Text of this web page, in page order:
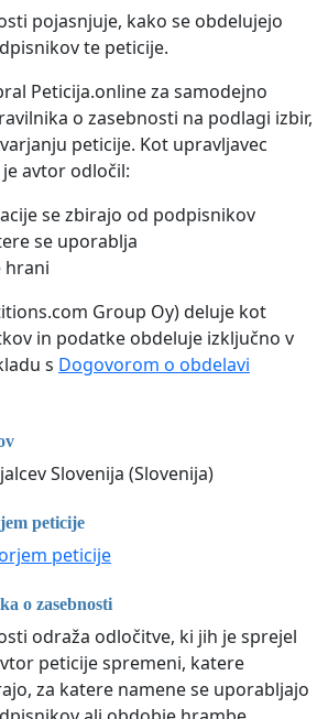
pojasnjuje, kako se obdelujejo
te peticije.
Peticija.online za samodejno
o zasebnosti na podlagi izbir,
peticije. Kot upravljavec
avtor odločil:
se zbirajo od podpisnikov
se uporablja
hrani
Group Oy) deluje kot
in podatke obdeluje izključno v
s Dogovorom o obdelavi
Slovenija (Slovenija)
peticije
peticije
o zasebnosti
odraža odločitve, ki jih je sprejel
peticije spremeni, katere
za katere namene se uporabljajo